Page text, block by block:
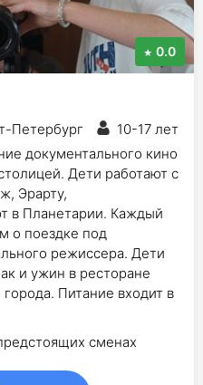
0.0
Петербург
10-17 лет
документального кино
Дети работают с
Эрарту,
в Планетарии. Каждый
о поездке под
режиссера. Дети
и ужин в ресторане
Питание входит в
сменах